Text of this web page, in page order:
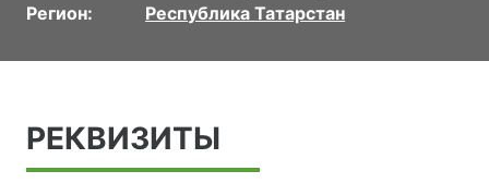
Регион:
Республика Татарстан
РЕКВИЗИТЫ